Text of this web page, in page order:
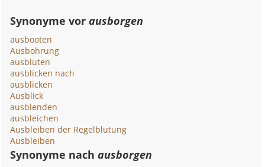
Synonyme vorausborgen
ausbooten
Ausbohrung
ausbluten
ausblicken nach
ausblicken
Ausblick
ausblenden
ausbleichen
Ausbleiben der Regelblutung
Ausbleiben
Synonyme nachausborgen